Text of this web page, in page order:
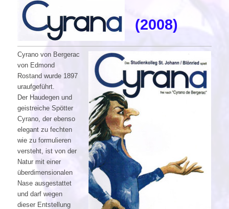
(2008)
Cyrano von Bergerac
von Edmond
Rostand wurde 1897
uraufgeführt.
Der Haudegen und
geistreiche Spötter
Cyrano, der ebenso
elegant zu fechten
wie zu formulieren
versteht, ist von der
Natur mit einer
überdimensionalen
Nase ausgestattet
und darf wegen
dieser Entstellung